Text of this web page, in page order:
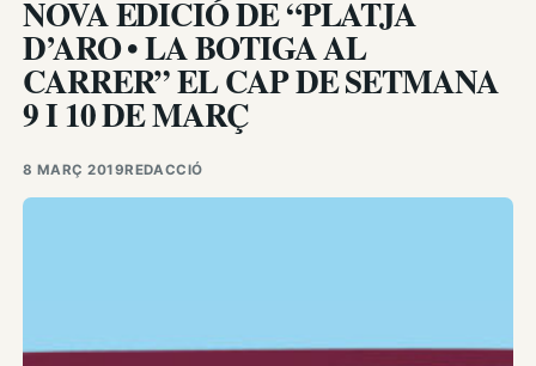
NOVA EDICIÓ DE “PLATJA
D’ARO • LA BOTIGA AL
CARRER” EL CAP DE SETMANA
9 I 10 DE MARÇ
8 MARÇ 2019REDACCIÓ